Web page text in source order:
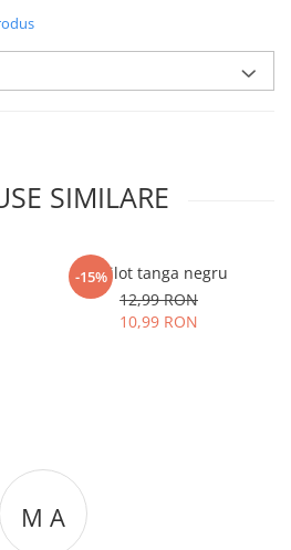
SIMILARE
-15%Chilot tanga negru
12,99 RON
10,99 RON
M A